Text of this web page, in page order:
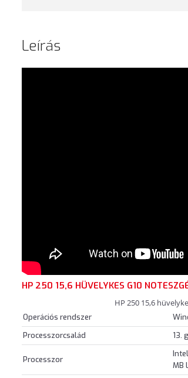
Leírás
HP 250 15,6 HÜVELYKES G10
HP 250 15,6
Operációs rendszer
Processzorcsalád
13.
Processzor
MB